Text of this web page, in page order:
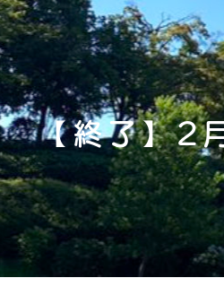
【終了】2